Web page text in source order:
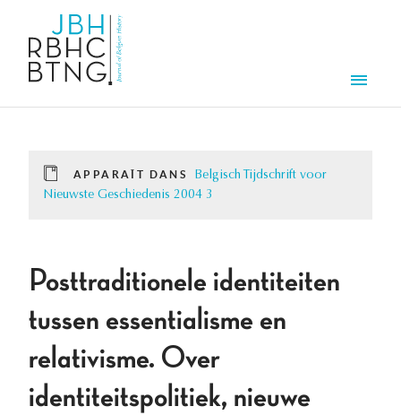
APPARAÎT DANS
Belgisch Tijdschrift voor
Nieuwste Geschiedenis 2004 3
Posttraditionele identiteiten
tussen essentialisme en
relativisme. Over
identiteitspolitiek, nieuwe